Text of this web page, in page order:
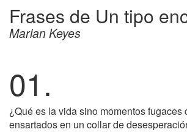
Frases de Un tipo
Marian Keyes
01.
¿Qué es la vida sino momentos fugaces
ensartados en un collar de